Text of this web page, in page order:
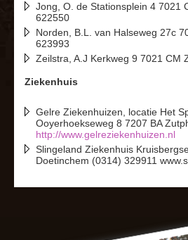
Jong, O. de Stationsplein 4 7021
622550
Norden, B.L. van Halseweg 27c
623993
Zeilstra, A.J Kerkweg 9 7021 CM
Ziekenhuis
Gelre Ziekenhuizen, locatie Het
Ooyerhoekseweg 8 7207 BA
http://www.gelreziekenhuizen.nl
Slingeland Ziekenhuis
Doetinchem (0314) 329911